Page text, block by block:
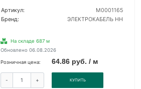
Артикул:
M0001165
Бренд:
ЭЛЕКТРОКАБЕЛЬ НН
На складе 687 м
Обновлено 06.08.2026
Розничная цена: 64.86 руб. / м
- + КУПИТЬ